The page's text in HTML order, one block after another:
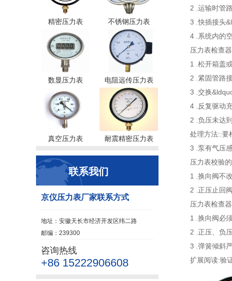
精密压力表 不锈钢压力表
数显压力表 电阻远传压力表
真空压力表 耐震精密压力表
联系我们
京仪压力表厂家联系方式
地址：安徽天长市经济开发区纬二路
邮编：239300
咨询热线
+86 15222906608
2 .运输时管
3 .快插接头
4 .系统内的
压力表检查
1 .松开箱盖
2 .紧固管路
3 .交换
4 .反复驱动
2 .负压未达
处理方法::要
3 .泵有气压
压力表校验
1 .换向阀不
2 .正压止回
压力表检查
1 .换向阀必
2 .正压、负
3 .弹簧倾斜
扩展阅读:验